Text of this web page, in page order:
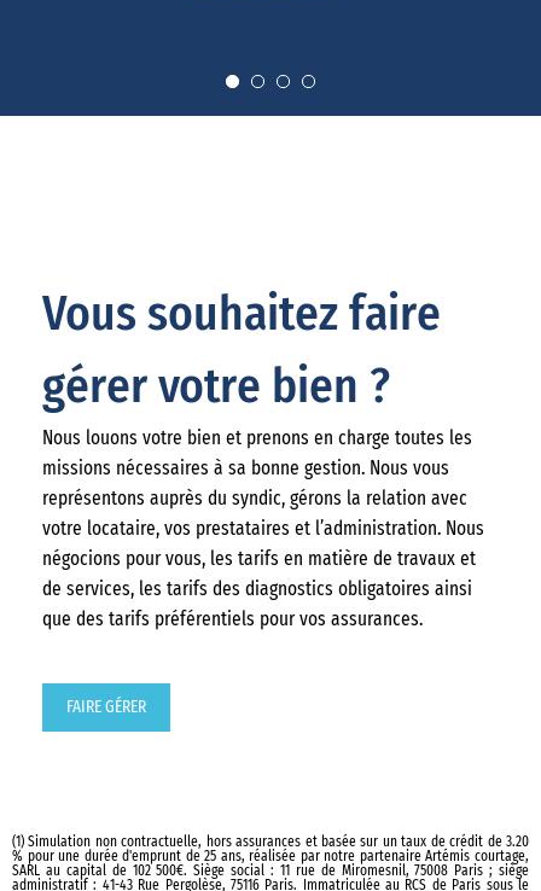
Vous souhaitez faire
gérer votre bien ?
Nous louons votre bien et prenons en charge toutes les
missions nécessaires à sa bonne gestion. Nous vous
représentons auprès du syndic, gérons la relation avec
votre locataire, vos prestataires et l’administration. Nous
négocions pour vous, les tarifs en matière de travaux et
de services, les tarifs des diagnostics obligatoires ainsi
que des tarifs préférentiels pour vos assurances.
FAIRE GÉRER
(1) Simulation non contractuelle, hors assurances et basée sur un taux de crédit de 3.20
% pour une durée d'emprunt de 25 ans, réalisée par notre partenaire Artémis courtage,
SARL au capital de 102 500€. Siège social : 11 rue de Miromesnil, 75008 Paris ; siège
administratif : 41-43 Rue Pergolèse, 75116 Paris. Immatriculée au RCS de Paris sous le